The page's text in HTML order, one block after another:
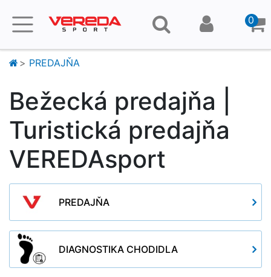
0
PREDAJŇA
Bežecká predajňa |
Turistická predajňa
VEREDAsport
PREDAJŇA
DIAGNOSTIKA CHODIDLA